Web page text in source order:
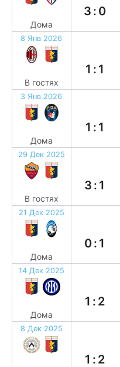
Дома
3:0
8 Янв 2026
В гостях
1:1
3 Янв 2026
Дома
1:1
29 Дек 2025
В гостях
3:1
21 Дек 2025
Дома
0:1
14 Дек 2025
Дома
1:2
8 Дек 2025
1:2